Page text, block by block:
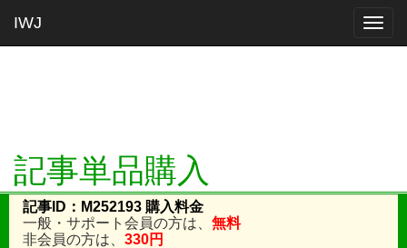
IWJ
記事単品購入
記事ID：M252193 購入料金
一般・サポート会員の方は、 無料
非会員の方は、 330円